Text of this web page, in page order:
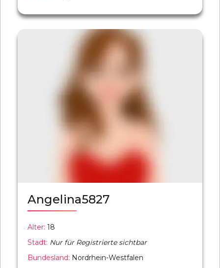
Angelina5827
Alter: 18
Stadt: Nur für Registrierte sichtbar
Bundesland: Nordrhein-Westfalen